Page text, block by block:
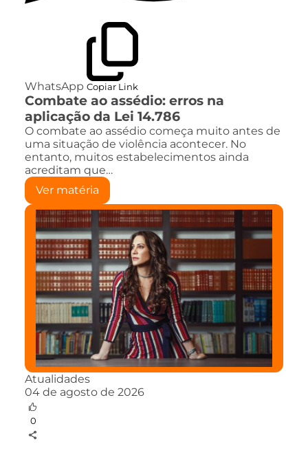
WhatsApp Copiar Link
Combate ao assédio: erros na
aplicação da Lei 14.786
O combate ao assédio começa muito antes de
uma situação de violência acontecer. No
entanto, muitos estabelecimentos ainda
acreditam que…
Ver matéria
Atualidades
04 de agosto de 2026
0